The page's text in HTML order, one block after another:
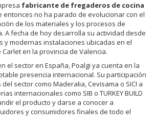
fabricante de fregaderos de cocina
entonces no ha parado de evolucionar con el
de los materiales y los procesos de
A fecha de hoy desarrolla su actividad desde
y modernas instalaciones ubicadas en el
en la provincia de Valencia.
el sector en España, Poalgi ya cuenta en la
presencia internacional. Su participación
sector como Maderalia, Cevisama o SICI a
internacionales como SIB o TURKEY BUILD
el producto y darse a conocer a
y consumidores finales de todo el